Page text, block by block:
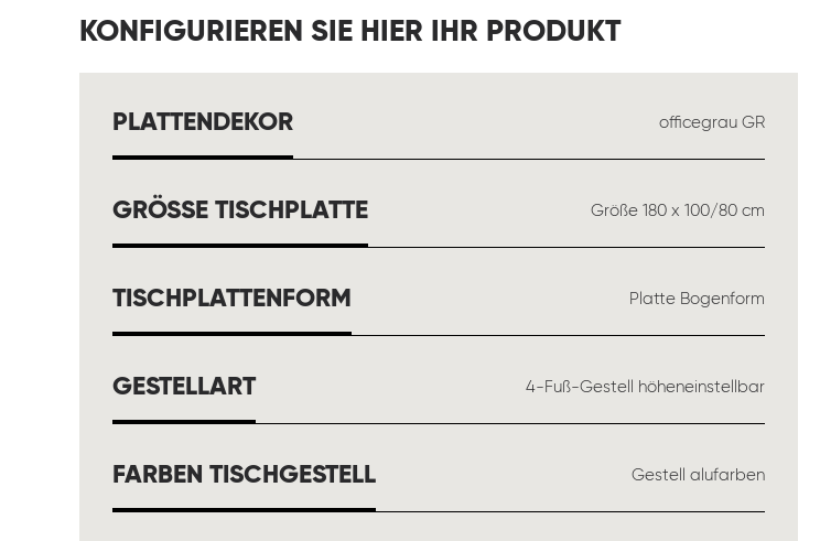
KONFIGURIEREN SIE HIER IHR PRODUKT
PLATTENDEKORAUSWÄHLEN officegrau GR
GRÖSSE TISCHPLATTE AUSWÄHLEN Größe 180 x 100/80 cm
TISCHPLATTENFORM Platte Bogenform
GESTELLARTAUSWÄHLEN 4-Fuß-Gestell höheneinstellbar
FARBEN TISCHGESTELLAUSWÄHLEN Gestell alufarben